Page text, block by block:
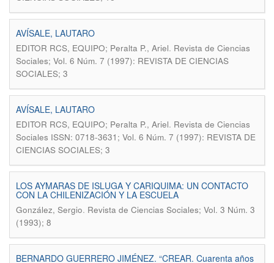
AVÍSALE, LAUTARO
EDITOR RCS, EQUIPO; Peralta P., Ariel. Revista de Ciencias
Sociales; Vol. 6 Núm. 7 (1997): REVISTA DE CIENCIAS
SOCIALES; 3
AVÍSALE, LAUTARO
EDITOR RCS, EQUIPO; Peralta P., Ariel. Revista de Ciencias
Sociales ISSN: 0718-3631; Vol. 6 Núm. 7 (1997): REVISTA DE
CIENCIAS SOCIALES; 3
LOS AYMARAS DE ISLUGA Y CARIQUIMA: UN CONTACTO
CON LA CHILENIZACIÓN Y LA ESCUELA
González, Sergio. Revista de Ciencias Sociales; Vol. 3 Núm. 3
(1993); 8
BERNARDO GUERRERO JIMÉNEZ. “CREAR. Cuarenta años